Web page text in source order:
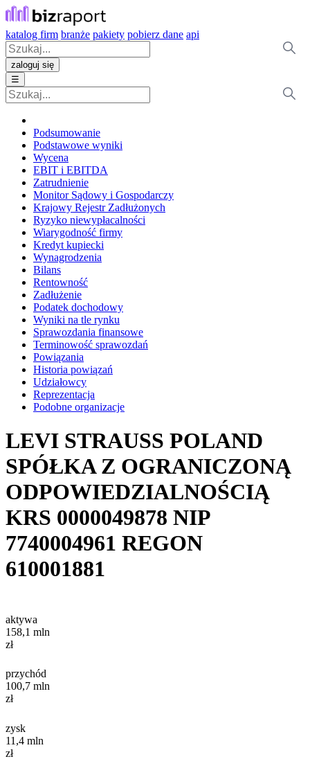
katalog firm branże pakiety pobierz dane api
zaloguj się
☰
Podsumowanie
Podstawowe wyniki
Wycena
EBIT i EBITDA
Zatrudnienie
Monitor Sądowy i Gospodarczy
Krajowy Rejestr Zadłużonych
Ryzyko niewypłacalności
Wiarygodność firmy
Kredyt kupiecki
Wynagrodzenia
Bilans
Rentowność
Zadłużenie
Podatek dochodowy
Wyniki na tle rynku
Sprawozdania finansowe
Terminowość sprawozdań
Powiązania
Historia powiązań
Udziałowcy
Reprezentacja
Podobne organizacje
LEVI STRAUSS POLAND
SPÓŁKA Z OGRANICZONĄ
ODPOWIEDZIALNOŚCIĄ
KRS 0000049878 NIP
7740004961 REGON
610001881
aktywa
158,1 mln
zł
przychód
100,7 mln
zł
zysk
11,4 mln
zł